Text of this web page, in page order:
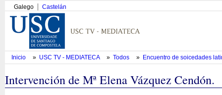
Galego Castelán
Inicio » USC TV - MEDIATECA » Todos » Encuentro de soicedades
Intervención de Mª Elena Vázquez Cendón.